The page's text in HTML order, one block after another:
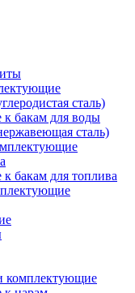
сталь)
бакам для воды
сталь)
бакам для топлива
комплектующие